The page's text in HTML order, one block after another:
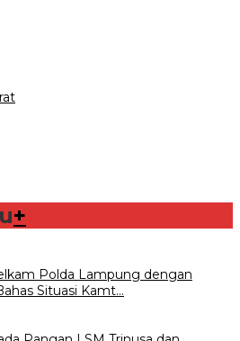
+
Polda Lampung dengan
Situasi Kamt…